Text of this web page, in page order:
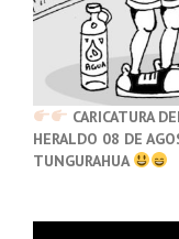
CARICATURA
HERALDO 08 DE
TUNGURAHUA